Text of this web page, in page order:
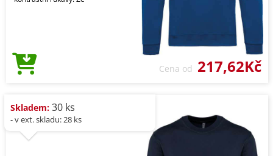
Cena od 217,62Kč
Skladem: 30 ks
- v ext. skladu: 28 ks